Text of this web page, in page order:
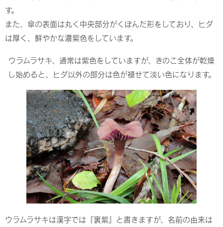
す。
また、傘の表面は丸く中央部分がくぼんだ形をしており、ヒダ
は厚く、鮮やかな濃紫色をしています。
ウラムラサキ、通常は紫色をしていますが、きのこ全体が乾燥
し始めると、ヒダ以外の部分は色が褪せて淡い色になります。
ウラムラサキは漢字では『裏紫』と書きますが、名前の由来は